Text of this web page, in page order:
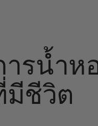
ารน้ำห
มีชีวิต